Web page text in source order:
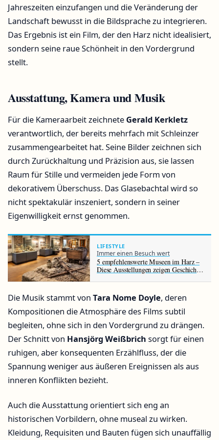
Jahreszeiten einzufangen und die Veränderung der
Landschaft bewusst in die Bildsprache zu integrieren.
Das Ergebnis ist ein Film, der den Harz nicht idealisiert,
sondern seine raue Schönheit in den Vordergrund
stellt.
Ausstattung, Kamera und Musik
Für die Kameraarbeit zeichnete Gerald Kerkletz
verantwortlich, der bereits mehrfach mit Schleinzer
zusammengearbeitet hat. Seine Bilder zeichnen sich
durch Zurückhaltung und Präzision aus, sie lassen
Raum für Stille und vermeiden jede Form von
dekorativem Überschuss. Das Glasebachtal wird so
nicht spektakulär inszeniert, sondern in seiner
Eigenwilligkeit ernst genommen.
LIFESTYLE
Immer einen Besuch wert
5 empfehlenswerte Museen im Harz –
Diese Ausstellungen zeigen Geschichte,
Die Musik stammt von Tara Nome Doyle, deren
Kompositionen die Atmosphäre des Films subtil
begleiten, ohne sich in den Vordergrund zu drängen.
Der Schnitt von Hansjörg Weißbrich sorgt für einen
ruhigen, aber konsequenten Erzählfluss, der die
Spannung weniger aus äußeren Ereignissen als aus
inneren Konflikten bezieht.
Auch die Ausstattung orientiert sich eng an
historischen Vorbildern, ohne museal zu wirken.
Kleidung, Requisiten und Bauten fügen sich unauffällig